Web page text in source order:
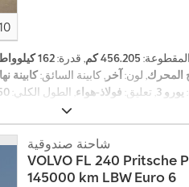
456.205 كم , قدرة:162 كيلوواط (220,26 حصان)
المحرك, لون:آخر , كابينة السائق:كابينة
يورو 3 , تعليق: فولاذ-هواء, الطول الكلي:
شاحنة صندوقية
VOLVO FL 240 Pritsche
145000 km LBW Euro 6